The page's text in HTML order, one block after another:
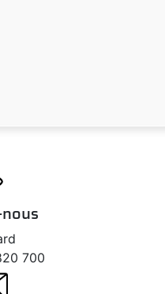
700